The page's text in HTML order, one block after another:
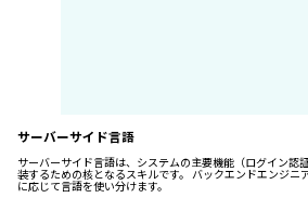
サーバーサイド言語
サーバーサイド言語は、システムの主要機能（ログイン認
装するための核となるスキルです。 バックエンドエンジニ
に応じて言語を使い分けます。